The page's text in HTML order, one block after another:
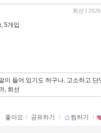
희선 l
5개입
이 들어 있기도 하구나. 고소하고 단
, 희선
좋아요 ｌ 공유하기 ｌ 찜하기 ｌ